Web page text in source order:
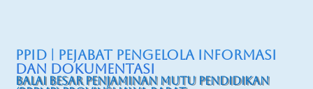
PPID | Pejabat Pengelola Informasi
dan Dokumentasi
Balai Besar Penjaminan Mutu Pendidikan